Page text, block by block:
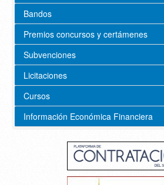
Bandos
Premios concursos y certámenes
Subvenciones
Licitaciones
Cursos
Información Económica Financiera